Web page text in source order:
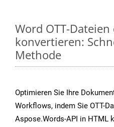
Word OTT-
konvertieren:
Methode
Optimieren Sie Ihre
Workflows, indem Sie OTT-
Aspose.Words-API in HTML